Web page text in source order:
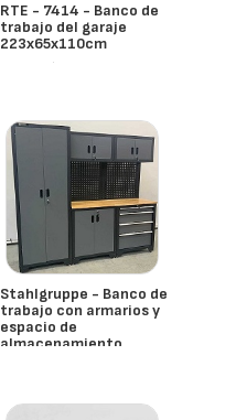
RTE - 7414 - Banco de
trabajo del garaje
223x65x110cm
- España
Stahlgruppe - Banco de
trabajo con armarios y
espacio de
almacenamiento